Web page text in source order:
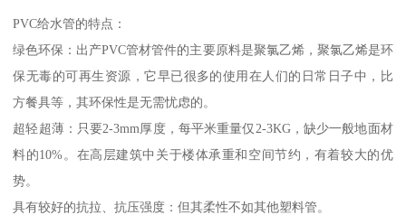
PVC给水管的特点：
绿色环保：出产PVC管材管件的主要原料是聚氯乙烯，聚氯乙烯是环
保无毒的可再生资源，它早已很多的使用在人们的日常日子中，比
方餐具等，其环保性是无需忧虑的。
超轻超薄：只要2-3mm厚度，每平米重量仅2-3KG，缺少一般地面材
料的10%。在高层建筑中关于楼体承重和空间节约，有着较大的优
势。
具有较好的抗拉、抗压强度：但其柔性不如其他塑料管。